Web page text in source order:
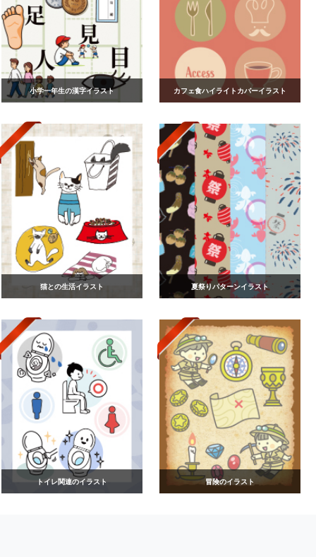
小学一年生の漢字イラスト カフェ食ハイライトカバーイラスト
猫との生活イラスト 夏祭りパターンイラスト
トイレ関連のイラスト 冒険のイラスト